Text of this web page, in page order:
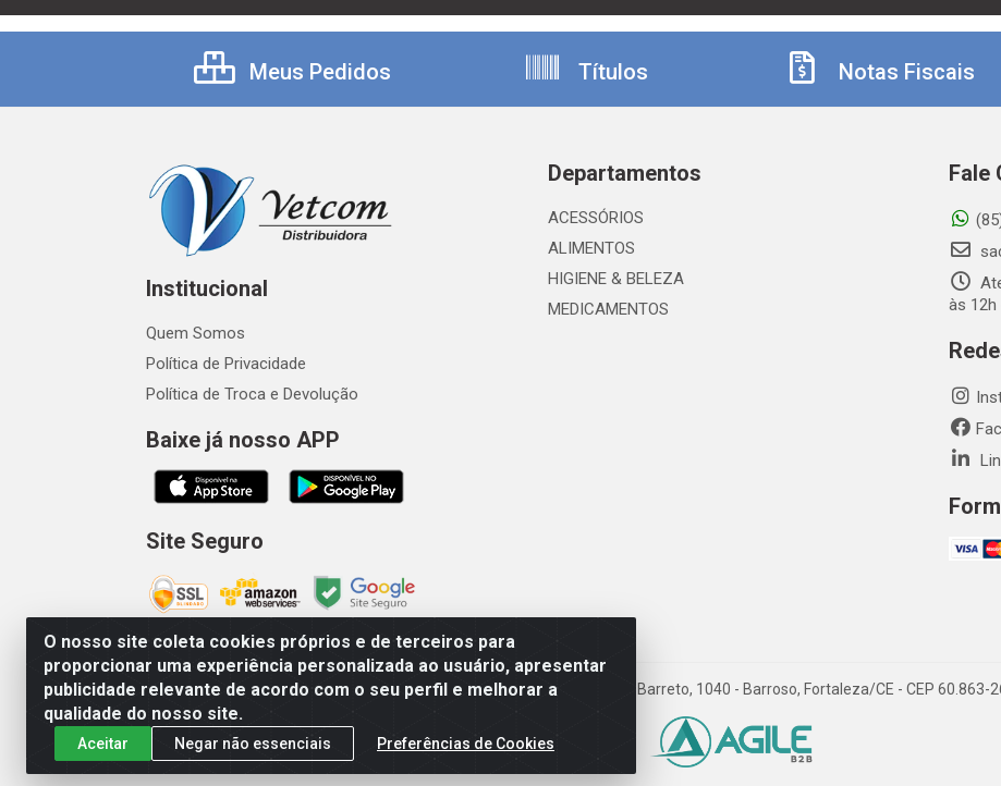
O nosso site coleta cookies próprios e de terceiros para
proporcionar uma experiência personalizada ao usuário, apresentar
publicidade relevante de acordo com o seu perfil e melhorar a
qualidade do nosso site.
Aceitar Negar não essenciais Preferências de Cookies
Meus Pedidos Títulos Notas Fiscais
Institucional
Quem Somos
Política de Privacidade
Política de Troca e Devolução
Baixe já nosso APP
Site Seguro
Departamentos
ACESSÓRIOS
ALIMENTOS
HIGIENE & BELEZA
MEDICAMENTOS
Fale
às 12h
Vetcom Distribuidora de Rações LTDA - Rua Maximiano Barreto, 1040 - Barroso, Fortaleza/CE - CEP 60.863-